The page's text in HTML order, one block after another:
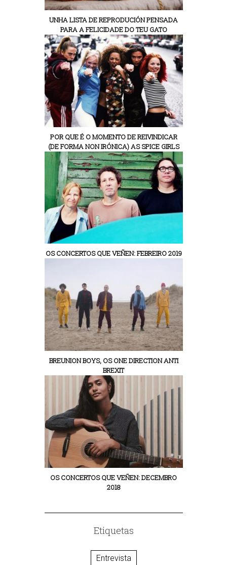
UNHA LISTA DE REPRODUCIÓN PENSADA
PARA A FELICIDADE DO TEU GATO
POR QUE É O MOMENTO DE REIVINDICAR
(DE FORMA NON IRÓNICA) AS SPICE GIRLS
OS CONCERTOS QUE VEÑEN: FEBREIRO 2019
BREUNION BOYS, OS ONE DIRECTION ANTI
BREXIT
OS CONCERTOS QUE VEÑEN: DECEMBRO
2018
Etiquetas
Entrevista